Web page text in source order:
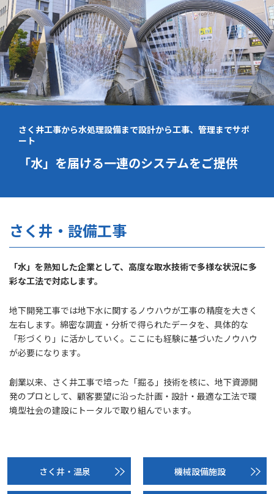
さく井・設備工事
「水」を熟知した企業として、高度な取水技術で多様な状況に多
彩な工法で対応します。
地下開発工事では地下水に関するノウハウが工事の精度を大きく
左右します。綿密な調査・分析で得られたデータを、具体的な
「形づくり」に活かしていく。ここにも経験に基づいたノウハウ
が必要になります。
創業以来、さく井工事で培った「掘る」技術を核に、地下資源開
発のプロとして、顧客要望に沿った計画・設計・最適な工法で環
境型社会の建設にトータルで取り組んでいます。
さく井工事から水処理設備まで設計から工事、管理までサポ
ート
「水」を届ける一連のシステムをご提供
さく井・温泉 機械設備施設